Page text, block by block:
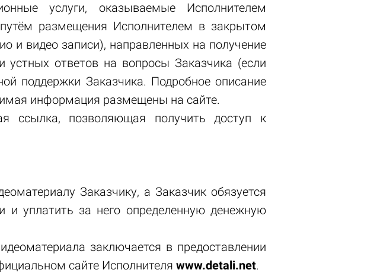
услуги, оказываемые Исполнителем
размещения Исполнителем в закрытом
и видео записи), направленных на получение
ответов на вопросы Заказчика (если
поддержки Заказчика. Подробное описание
информация размещены на сайте.
ссылка, позволяющая получить доступ к
Заказчику, а Заказчик обязуется
и уплатить за него определенную денежную
заключается в предоставлении
сайте Исполнителя www.detali.net.